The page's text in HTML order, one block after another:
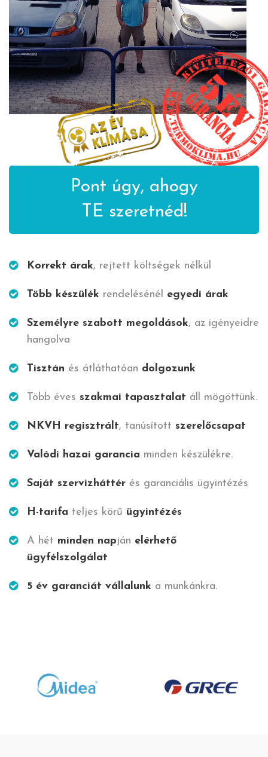
Pont úgy, ahogy
TE szeretnéd!
Korrekt árak, rejtett költségek nélkül
Több készülék rendelésénél egyedi árak
Személyre szabott megoldások, az igényeidre
hangolva
Tisztán és átláthatóan dolgozunk
Több éves szakmai tapasztalat áll mögöttünk.
NKVH regisztrált, tanúsított szerelőcsapat
Valódi hazai garancia minden készülékre.
Saját szervizháttér és garanciális ügyintézés
H-tarifa teljes körű ügyintézés
A hét minden napján elérhető
ügyfélszolgálat
5 év garanciát vállalunk a munkánkra.